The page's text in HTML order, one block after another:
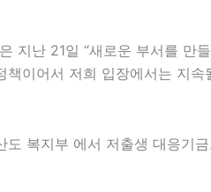
지난 21일 “새로운 부서를 만
이어서 저희 입장에서는 지속
복지부 에서 저출생 대응기